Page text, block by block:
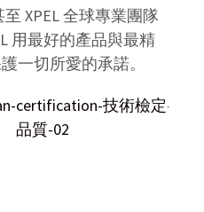
至 XPEL 全球專業團隊
用最好的產品與最精
一切所愛的承諾。